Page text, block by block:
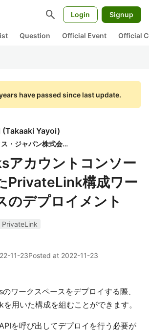
search Login Signup
Question Official Event Official
have passed since last update.
(Takaaki Yayoi)
データブリックス・ジャパン株式会社
アカウントコンソー
PrivateLink構成ワー
のデプロイメント
PrivateLink
11-23Posted at 2022-11-23
ワークスペースをデプロイする際、
用いた構成を組むことができます。
を呼び出してデプロイを行う必要が